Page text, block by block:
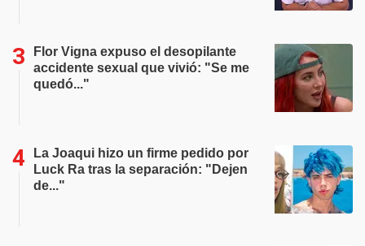
Flor Vigna expuso el desopilante
accidente sexual que vivió: "Se me
quedó..."
La Joaqui hizo un firme pedido por
Luck Ra tras la separación: "Dejen
de..."